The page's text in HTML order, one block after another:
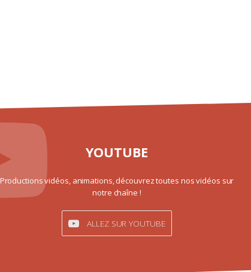
YOUTUBE
Productions vidéos, animations, découvrez toutes nos vidéos sur
notre chaîne !
ALLEZ SUR YOUTUBE